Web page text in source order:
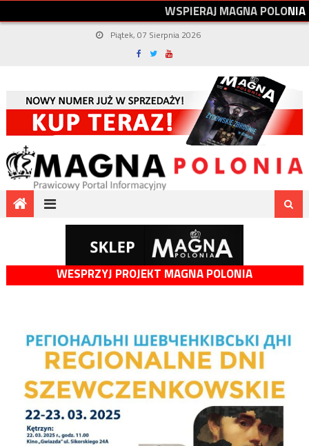
WSPIERAJMAGNAPOLONIA
Piątek, 07 Sierpnia 2026
WESPRZYJ PROJEKT MAGNA POLONIA